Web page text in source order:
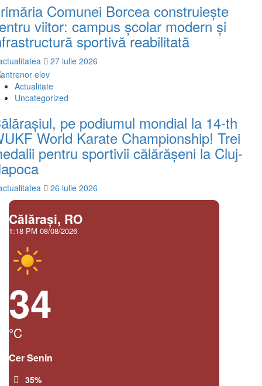
Comunei Borcea construiește
viitor: campus școlar modern și
sportivă reabilitată
27 iulie 2026
Actualitate
Uncategorized
pe podiumul mondial la 14-th
World Karate Championship! Trei
pentru sportivii călărășeni la Cluj-
26 iulie 2026
Călăraşi, RO
1:18 PM 08/08/2026
34
°C
Cer Senin
35%